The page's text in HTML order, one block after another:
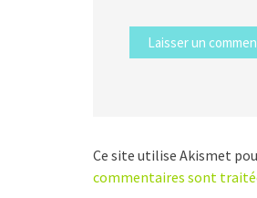
Ce site utilise Akismet
commentaires sont